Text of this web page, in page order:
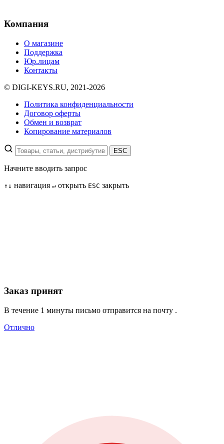
Компания
О магазине
Поддержка
Юр.лицам
Контакты
© DIGI-KEYS.RU, 2021-2026
Политика конфиденциальности
Договор оферты
Обмен и возврат
Копирование материалов
ESC
Начните вводить запрос
↑ ↓ навигация ↵ открыть ESC закрыть
Заказ принят
В течение 1 минуты письмо отправится на почту .
Отлично